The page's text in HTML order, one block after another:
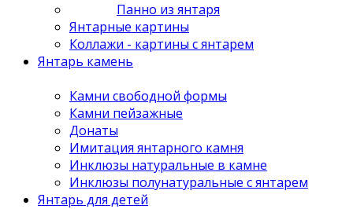
Панно из янтаря
Янтарные картины
Коллажи - картины с янтарем
Янтарь камень
Камни свободной формы
Камни пейзажные
Донаты
Имитация янтарного камня
Инклюзы натуральные в камне
Инклюзы полунатуральные с янтарем
Янтарь для детей